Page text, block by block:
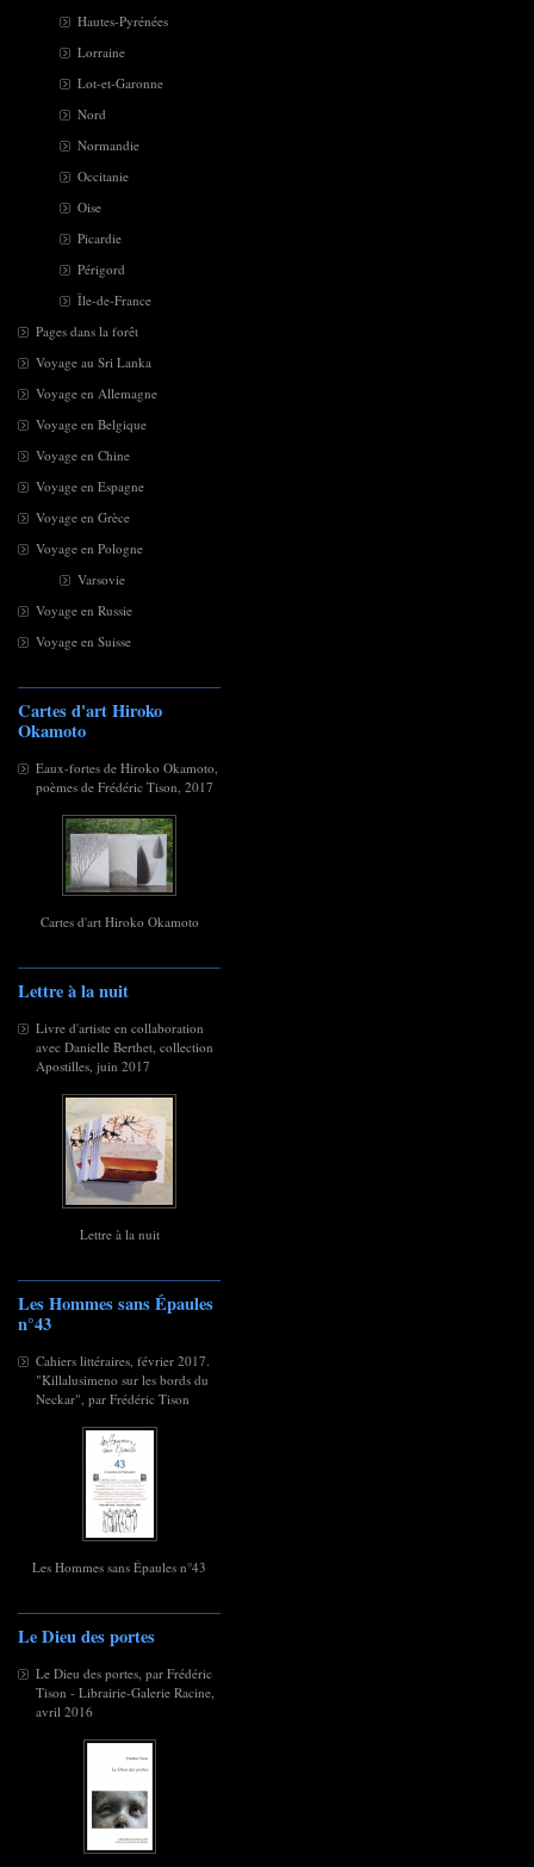
Hautes-Pyrénées
Lorraine
Lot-et-Garonne
Nord
Normandie
Occitanie
Oise
Picardie
Périgord
Île-de-France
Pages dans la forêt
Voyage au Sri Lanka
Voyage en Allemagne
Voyage en Belgique
Voyage en Chine
Voyage en Espagne
Voyage en Grèce
Voyage en Pologne
Varsovie
Voyage en Russie
Voyage en Suisse
Cartes d'art Hiroko
Okamoto
Eaux-fortes de Hiroko Okamoto,
poèmes de Frédéric Tison, 2017
Cartes d'art Hiroko Okamoto
Lettre à la nuit
Livre d'artiste en collaboration
avec Danielle Berthet, collection
Apostilles, juin 2017
Lettre à la nuit
Les Hommes sans Épaules
n°43
Cahiers littéraires, février 2017.
"Killalusimeno sur les bords du
Neckar", par Frédéric Tison
Les Hommes sans Épaules n°43
Le Dieu des portes
Le Dieu des portes, par Frédéric
Tison - Librairie-Galerie Racine,
avril 2016